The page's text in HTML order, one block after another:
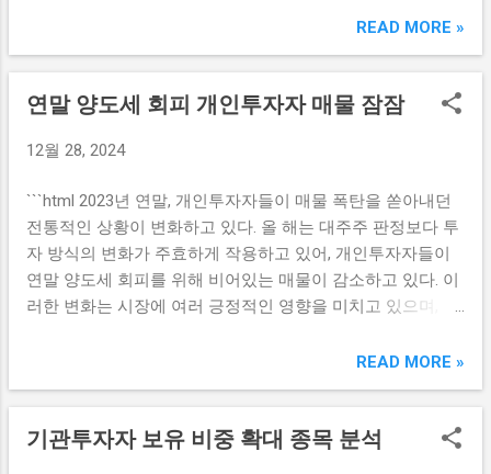
마켓과의 협력이 이루어짐에 따라, 알리익스프레스는 이 글
로벌 네트워크를 적극 활용하여 한국 시장에서도 성장할 계
에게 직접 판매할 예정이다. 이를 통해 소비자들은 다양한 해
시장 경쟁력을 더욱 높이는 결과를 가져올 것이다. 또한, 알리
익스프레스는 이커머스 플랫폼에서의 사용자 경험을 개선하
기 위해 지속적으로 기술 개발에 투자하고 있다. 이러한 움직
임은 소비자들에게 보다 매력적인 쇼핑 환경을 제공할 것으
로 보인다. 독자 노선 구축을 위한 방안 지마켓과 알리익스프
레스는 합작법인을 통해 독자적인 노선을 구축하기 위한 여
러 방안을 모색하고 있다...
해왔습니다. 특히 성탄절과 같은 특별한 기념일은 소비자들
이 선물이나 올 한 해의 마무리를 하며 새로운 기술을 경험해
보려는 경향이 있기 때문입니다. 또한, 정부의 전기차 보급 정
치와 같은 인프라 구축이 이루어지면 소비자들은 더 많은 전
이후에도 계속해서 이어질 것으로 예상되며, 전기차 충전기
관련 기업들은 이와 같은 수요 증가에 힘입어 매출 상승 효과
를 누릴 것입니다. 여기에 더하여, 전기차 기술 발전도 이러한
시장 성장에 중요한 역할을 하고 있습니다. 배터리 성능이 향
상되면서 전기차의 주행 거리와 충전 시간 혁신이 이루어지
러한 요소들이 결합하여 성탄절 이후 전기차 충전기 테마 종
목의 강세를 더욱 부각시키고 있는 것입니다. 전기차 충전기
관심을 받고 있으며, 이는 투자자들에게 새로운 기회를 제공
READ MORE »
연말 양도세 회피 개인투자자 매물 잠잠
12월 28, 2024
```html 2023년 연말, 개인투자자들이 매물 폭탄을 쏟아내던
전통적인 상황이 변화하고 있다. 올 해는 대주주 판정보다 투
자 방식의 변화가 주효하게 작용하고 있어, 개인투자자들이
연말 양도세 회피를 위해 비어있는 매물이 감소하고 있다. 이
러한 변화는 시장에 여러 긍정적인 영향을 미치고 있으며, 향
피를 위한 개인투자자들의 전략 연말 양도세 회피를 위한 개
인투자자들의 전략은 다양한 방법으로 나타난다. 일반적으로
개인투자자들은 연말이 다가오면 자신이 보유한 주식의 매도
를 고려하게 된다. 그 이유는 대주주 판정을 피하기 위해 보유
READ MORE »
기관투자자 보유 비중 확대 종목 분석